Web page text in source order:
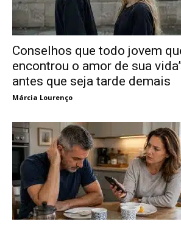
Conselhos que todo jovem
encontrou o amor de sua
antes que seja tarde demais
Márcia Lourenço